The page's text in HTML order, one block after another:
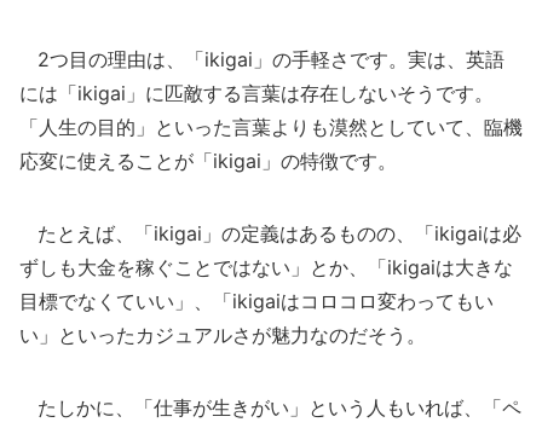
2つ目の理由は、「ikigai」の手軽さです。実は、英語
には「ikigai」に匹敵する言葉は存在しないそうです。
「人生の目的」といった言葉よりも漠然としていて、臨機
応変に使えることが「ikigai」の特徴です。
たとえば、「ikigai」の定義はあるものの、「ikigaiは必
ずしも大金を稼ぐことではない」とか、「ikigaiは大きな
目標でなくていい」、「ikigaiはコロコロ変わってもい
い」といったカジュアルさが魅力なのだそう。
たしかに、「仕事が生きがい」という人もいれば、「ペ